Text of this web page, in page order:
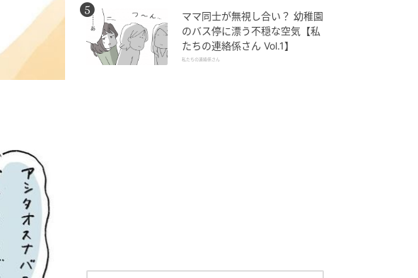
ママ同士が無視し合い？ 幼稚園
のバス停に漂う不穏な空気【私
たちの連絡係さん Vol.1】
私たちの連絡係さん